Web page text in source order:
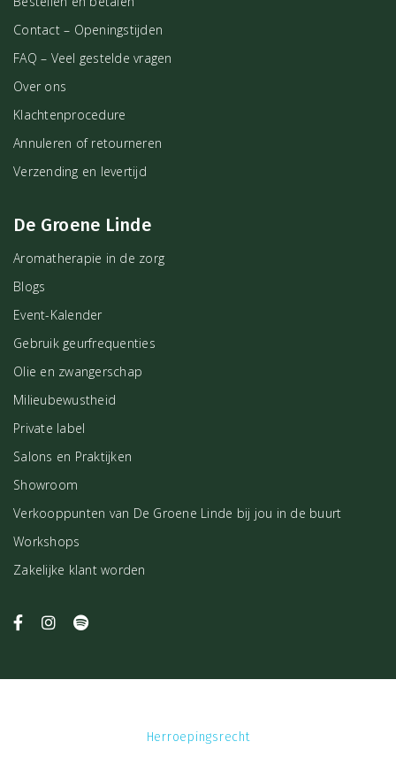
Contact – Openingstijden
FAQ – Veel gestelde vragen
Over ons
Klachtenprocedure
Annuleren of retourneren
Verzending en levertijd
De Groene Linde
Aromatherapie in de zorg
Blogs
Event-Kalender
Gebruik geurfrequenties
Olie en zwangerschap
Milieubewustheid
Private label
Salons en Praktijken
Showroom
Verkooppunten van De Groene Linde bij jou in de buurt
Workshops
Zakelijke klant worden
Herroepingsrecht